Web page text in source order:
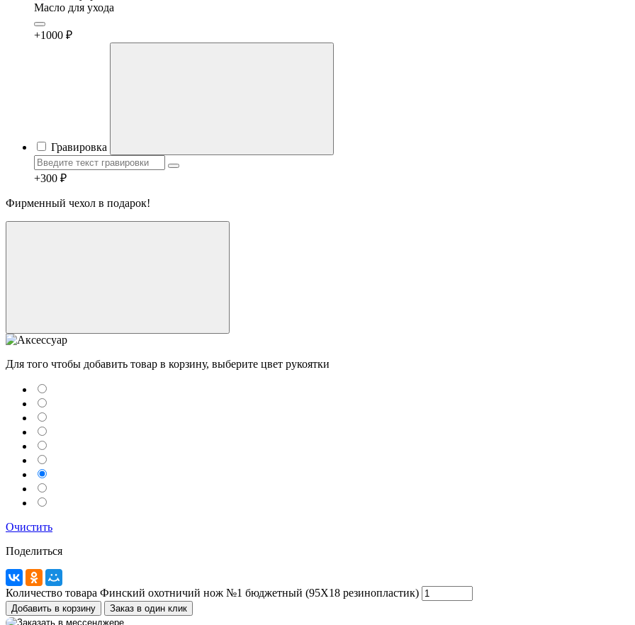
Масло для ухода
+1000 ₽
Гравировка
+300 ₽
Фирменный чехол в подарок!
Для того чтобы добавить товар в корзину, выберите цвет рукоятки
Очистить
Поделиться
Количество товара Финский охотничий нож №1 бюджетный (95Х18 резинопластик)
Добавить в корзину Заказ в один клик
Telegram